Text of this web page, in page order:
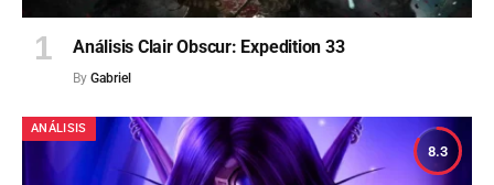
Análisis Clair Obscur: Expedition 33
By Gabriel
8.3
ANÁLISIS